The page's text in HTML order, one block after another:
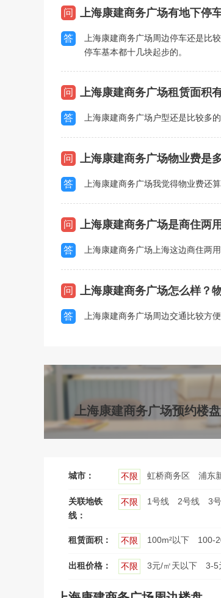
问 上海康建商务广场有地下停
答
上海康建商务广场周边停车还是比
停车基本都十几块起步的。
问 上海康建商务广场租赁面积
答 上海康建商务广场户型还是比较多
问 上海康建商务广场物业费是
答 上海康建商务广场我觉得物业费还
问 上海康建商务广场是商住两
答 上海康建商务广场上海这边商住两
问 上海康建商务广场怎么样？
答 上海康建商务广场周边交通比较方
上海康建商务广场预约楼
城市： 不限 虹桥商务区 浦东
关联地铁
线：
不限 1号线 2号线 3
租赁面积： 不限 100m²以下 100-
出租价格： 不限 3元/㎡天以下 3-5